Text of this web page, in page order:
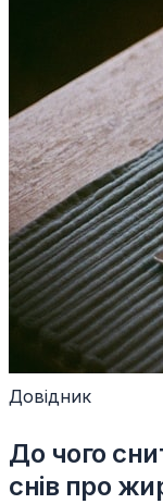
Довідник
До чого
снів про